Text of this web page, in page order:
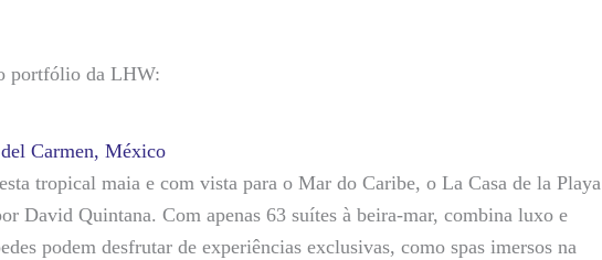
portfólio da LHW:
Carmen, México
tropical maia e com vista para o Mar do Caribe, o La Casa de la Playa
David Quintana. Com apenas 63 suítes à beira-mar, combina luxo e
podem desfrutar de experiências exclusivas, como spas imersos na